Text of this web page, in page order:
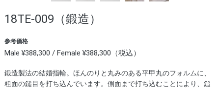
18TE-009（鍛造）
参考価格
Male ¥388,300 / Female ¥388,300（税込）
鍛造製法の結婚指輪。ほんのりと丸みのある平甲丸のフォルムに、
粗面の鎚目を打ち込んでいます。側面まで打ち込むことにより、鎚